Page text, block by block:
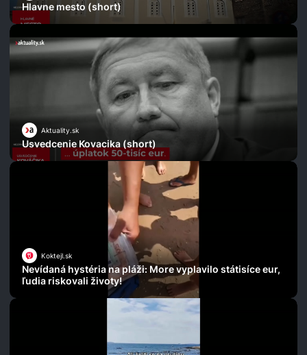
Hlavne mesto (short)
Aktuality.sk
Usvedcenie Kovacika (short)
Koktejl.sk
Nevídaná hystéria na pláži: More vyplavilo státisíce eur,
ľudia riskovali životy!